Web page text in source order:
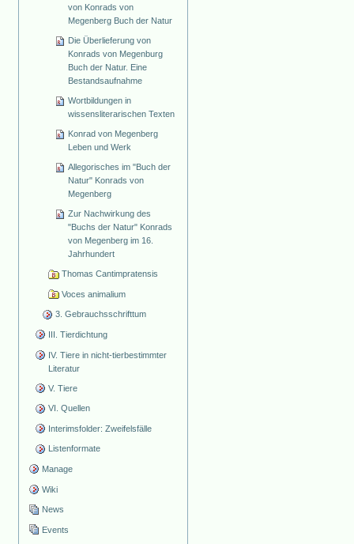
von Konrads von
Megenberg Buch der Natur
Die Überlieferung von
Konrads von Megenburg
Buch der Natur. Eine
Bestandsaufnahme
Wortbildungen in
wissensliterarischen Texten
Konrad von Megenberg
Leben und Werk
Allegorisches im "Buch der
Natur" Konrads von
Megenberg
Zur Nachwirkung des
"Buchs der Natur" Konrads
von Megenberg im 16.
Jahrhundert
Thomas Cantimpratensis
Voces animalium
3. Gebrauchsschrifttum
III. Tierdichtung
IV. Tiere in nicht-tierbestimmter
Literatur
V. Tiere
VI. Quellen
Interimsfolder: Zweifelsfälle
Listenformate
Manage
Wiki
News
Events